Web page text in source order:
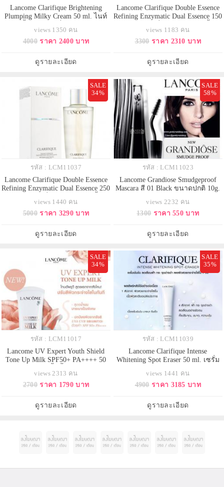
Lancome Clarifique Brightening
Plumping Milky Cream 50 ml. ไนท์
สว่างกระจ่างใส พร้อมเติมเต็มความ
ชุ่มชื่นให้ผิวอิ่มน้ำ เผยผิวที่เปล่ง
เนียนละเอียด สบายผิวไม่เพิ่มความ
มันส่วนเกิน ให้สัมผัสเบาสบาย ให
views 1350 คน
4000 ราคา 2400 บาท
ดูรายละเอียด
Lancome Clarifique Double Essence
Refining Enzymatic Dual Essence 150
4 มิติ เนื้อใสบางเบา ไม่เหนียว
เหนอะหนะ เพิ่มความสว่างกระจ่าง
เนียน กระชับยิ่งขึ้น
views 1183 คน
3300 ราคา 2310 บาท
ดูรายละเอียด
SALE
34%
รหัส : LCM11037
Lancome Clarifique Double Essence
Refining Enzymatic Dual Essence 250
4 มิติ เนื้อใสบางเบา ไม่เหนียว
เหนอะหนะ เพิ่มความสว่างกระจ่าง
เนียน กระชับยิ่งขึ้น
views 1440 คน
5000 ราคา 3290 บาท
ดูรายละเอียด
SALE
58%
รหัส : LCM11023
Lancome Grandiose Smudgeproof
Mascara สี 01 Black ขนาดปกติ 10g.
คิดค้นเพื่อสาวเอเชียโดเฉพาะ
นวัตกรรมใหม่กับแปรงโค้งแบบ
ขนตางอน ยาว เด้ง เพียงปัดครั้งแรก
และปัดซ้ำได้ ไม่เลอะตาไม่ดำ
views 2232 คน
1300 ราคา 550 บาท
ดูรายละเอียด
SALE
34%
รหัส : LCM11017
Lancome UV Expert Youth Shield
Tone Up Milk SPF50+ PA++++ 50
จากลังโคม โทนอัพยูวีเนื้อน้ำนมที่
ฮอตที่สุดในนาทีนี้ พร้อมช่วยปกป้อง
ขาวใสมีออร่าขึ้นอีก 1 สเต็ปทันทีที่
ใช้ ตอบโจท
views 2313 คน
2700 ราคา 1790 บาท
ดูรายละเอียด
SALE
35%
รหัส : LCM11039
Lancome Clarifique Intense
Whitening Spot Eraser 50 ml. เซรั่ม
เผยผิวสวยกระจ่างใสใน 7 วัน
views 1441 คน
4900 ราคา 3185 บาท
ดูรายละเอียด